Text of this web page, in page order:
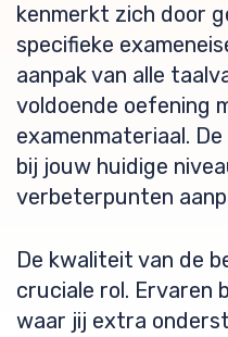
kenmerkt zich door
specifieke
aanpak van alle
voldoende oefening
examenmateriaal.
bij jouw huidige
verbeterpunten
De kwaliteit van de
cruciale rol. Ervaren
waar jij extra